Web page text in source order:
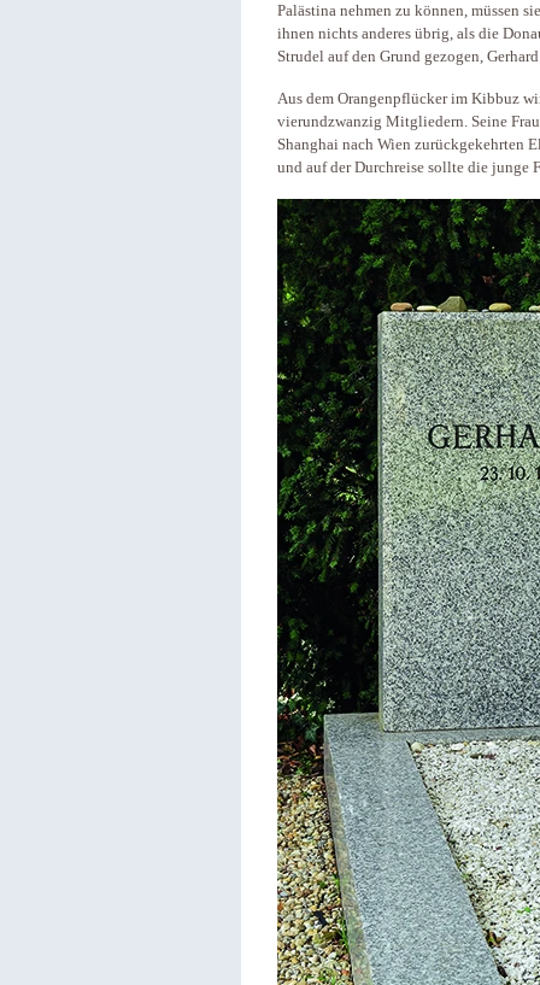
Palästina nehmen zu können, müssen
ihnen nichts anderes übrig, als die
Strudel auf den Grund gezogen,
Aus dem Orangenpflücker im Kibbuz
vierundzwanzig Mitgliedern. Seine
Shanghai nach Wien zurückgekehrten
und auf der Durchreise sollte die junge